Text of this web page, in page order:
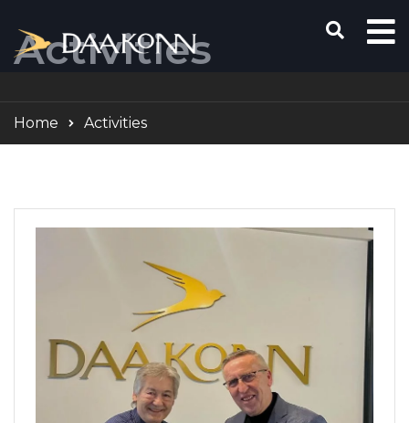
Activities
Home Activities